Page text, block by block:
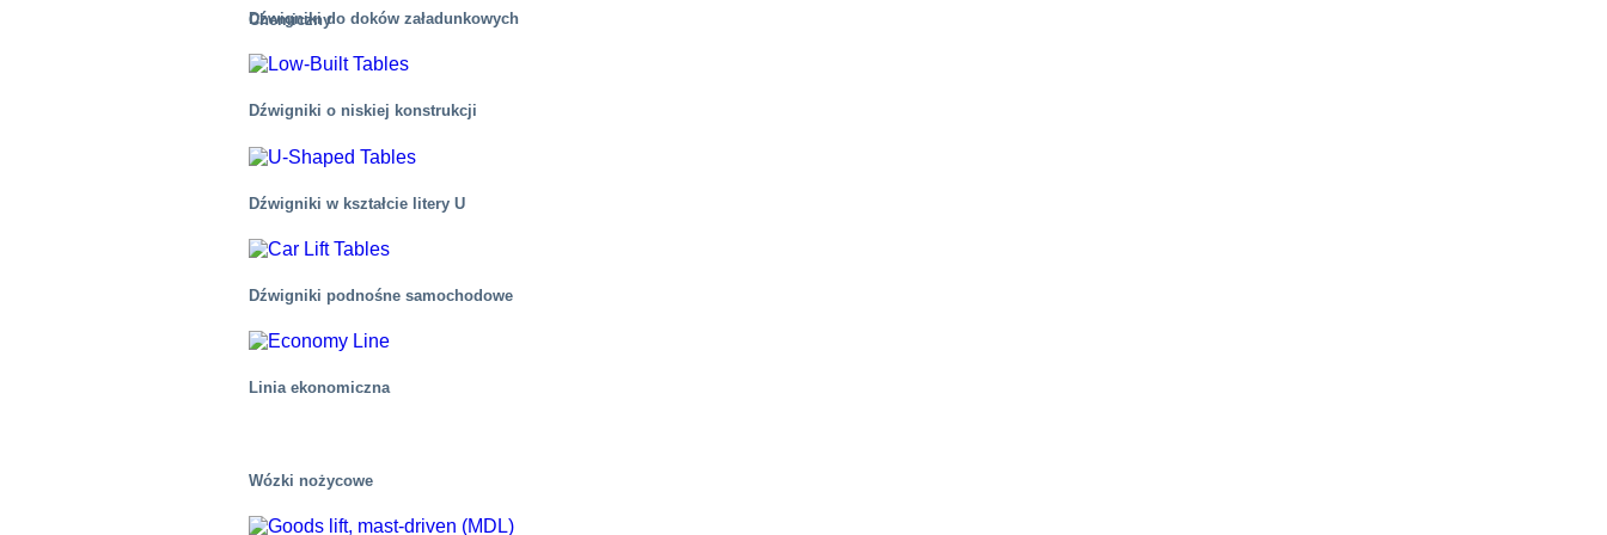
Chemiczny
Dźwigniki do doków załadunkowych
Dźwigniki o niskiej konstrukcji
Dźwigniki w kształcie litery U
Dźwigniki podnośne samochodowe
Linia ekonomiczna
Wózki nożycowe